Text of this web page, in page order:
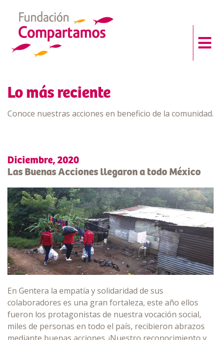
Lo más reciente
Conoce nuestras acciones en beneficio de la comunidad.
Diciembre, 2020
Las Buenas Acciones llegaron a todo México
En Gentera la empatía y solidaridad de sus
colaboradores es una gran fortaleza, este año ellos
fueron los protagonistas de nuestra vocación social,
miles de personas en todo el país, recibieron abrazos